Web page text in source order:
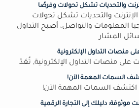
والتحديات تشكل تحولات وفرصًا
والتحديات تشكل تحولات
المعلومات والتواصل، أصبح التداول
المشار
منصات التداول الإلكترونية
على منصات التداول الإلكترونية, تُعَدّ
السمات المهمة الآن!
اكتشف السمات المهمة الآن!
موثوقة: دليلك إلى التجارة الرقمية